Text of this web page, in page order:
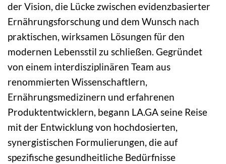
der Vision, die Lücke zwischen evidenzbasierter
Ernährungsforschung und dem Wunsch nach
praktischen, wirksamen Lösungen für den
modernen Lebensstil zu schließen. Gegründet
von einem interdisziplinären Team aus
renommierten Wissenschaftlern,
Ernährungsmedizinern und erfahrenen
Produktentwicklern, begann LA.GA seine Reise
mit der Entwicklung von hochdosierten,
synergistischen Formulierungen, die auf
spezifische gesundheitliche Bedürfnisse